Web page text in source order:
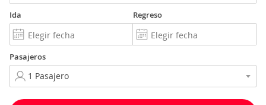
Ida Regreso
Pasajeros